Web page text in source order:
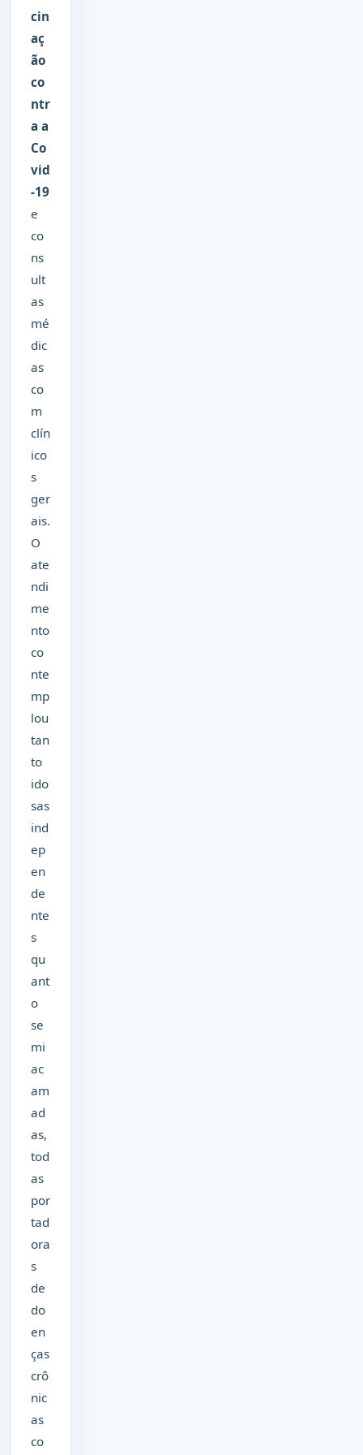
cin
aç
ão
co
ntr
a a
Co
vid
-19
e
co
ns
ult
as
mé
dic
as
co
m
clín
ico
s
ger
ais.
O
ate
ndi
me
nto
co
nte
mp
lou
tan
to
ido
sas
ind
ep
en
de
nte
s
qu
ant
o
se
mi
ac
am
ad
as,
tod
as
por
tad
ora
s
de
do
en
ças
crô
nic
as
co